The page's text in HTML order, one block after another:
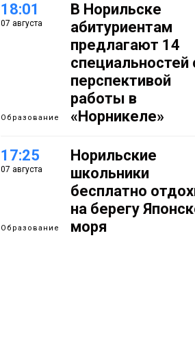
18:01
07 августа
Образование
В Норильске
абитуриентам
предлагают 14
специальностей
перспективой
работы в
«Норникеле»
17:25
07 августа
Образование
Норильские
школьники
бесплатно
на берегу
моря